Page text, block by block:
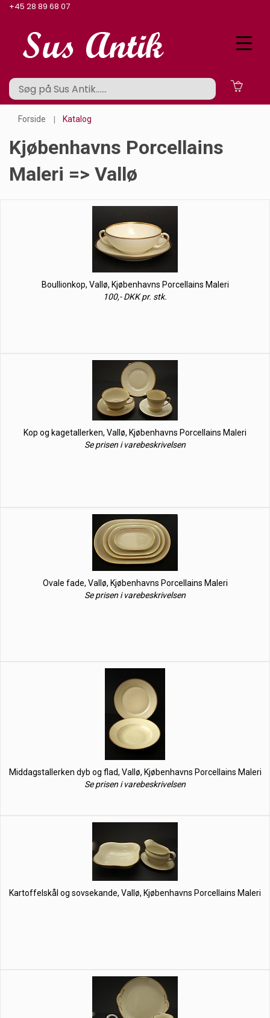
+45 28 89 68 07
Forside Katalog
Kjøbenhavns Porcellains
Maleri => Vallø
Boullionkop, Vallø, Kjøbenhavns Porcellains Maleri
100,- DKK pr. stk.
Kop og kagetallerken, Vallø, Kjøbenhavns Porcellains Maleri
Se prisen i varebeskrivelsen
Ovale fade, Vallø, Kjøbenhavns Porcellains Maleri
Se prisen i varebeskrivelsen
Middagstallerken dyb og flad, Vallø, Kjøbenhavns Porcellains Maleri
Se prisen i varebeskrivelsen
Kartoffelskål og sovsekande, Vallø, Kjøbenhavns Porcellains Maleri